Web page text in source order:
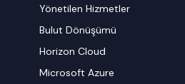
Yönetilen Hizmetler
Bulut Dönüşümü
Horizon Cloud
Microsoft Azure